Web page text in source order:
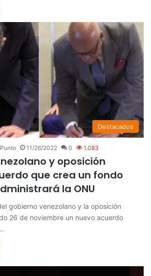
Destacados
11/26/2022 0 1.083
y oposición
que crea un fondo
la ONU
gobierno venezolano y la oposición
26 de noviembre un nuevo acuerdo